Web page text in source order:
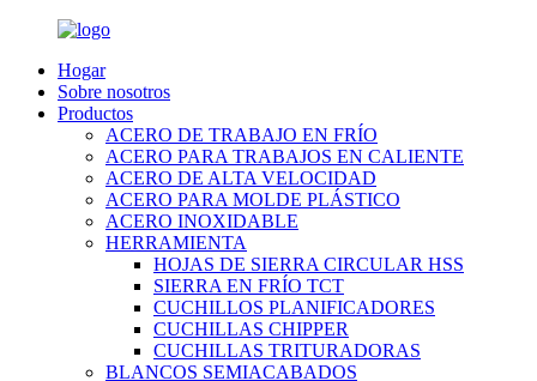
Hogar
Sobre nosotros
Productos
ACERO DE TRABAJO EN FRÍO
ACERO PARA TRABAJOS EN CALIENTE
ACERO DE ALTA VELOCIDAD
ACERO PARA MOLDE PLÁSTICO
ACERO INOXIDABLE
HERRAMIENTA
HOJAS DE SIERRA CIRCULAR HSS
SIERRA EN FRÍO TCT
CUCHILLOS PLANIFICADORES
CUCHILLAS CHIPPER
CUCHILLAS TRITURADORAS
BLANCOS SEMIACABADOS